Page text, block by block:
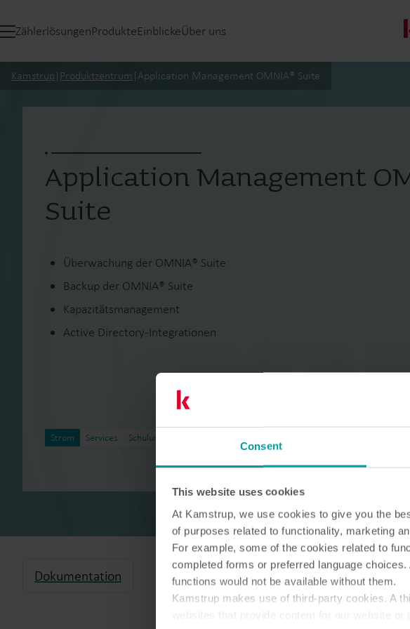
Consent
This website uses cookies
At Kamstrup, we use cookies to give you the
of purposes related to functionality, marketing
For example, some of the cookies related to
completed forms or preferred language
functions would not be available without them.
Kamstrup makes use of third-party cookies. A
websites that provide content for our website or
ZählerlösungenProdukteEinblickeÜber uns
Unser
Kunden
für präzise
effizientes
Kamstrup | Produktzentrum | Application Management OMNIA® Suite
Application Management
Suite
Überwachung der OMNIA® Suite
Backup der OMNIA® Suite
Kapazitätsmanagement
Active Directory-Integrationen
Strom Services Schulungen
Dokumentation